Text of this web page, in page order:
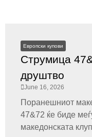
Европски купови
Струмица
друштво
June 16, 2026
Поранешниот
47&72 ќе биде
македонската